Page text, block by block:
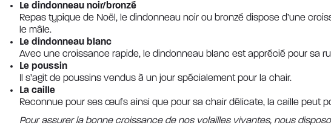
Le dindonneau noir/bronzé
Repas typique de Noël, le dindonneau noir ou bronzé dispose d’une
le mâle.
Le dindonneau blanc
Avec une croissance rapide, le dindonneau blanc est apprécié pour sa
Le poussin
Il s’agit de poussins vendus à un jour spécialement pour la chair.
La caille
Reconnue pour ses œufs ainsi que pour sa chair délicate, la caille peut
Pour assurer la bonne croissance de nos volailles vivantes, nous